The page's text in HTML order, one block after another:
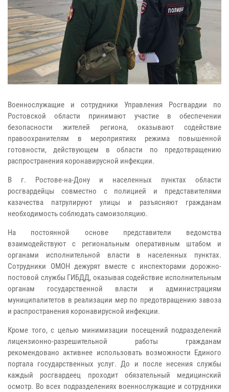
Военнослужащие и сотрудники Управления Росгвардии по
Ростовской области принимают участие в обеспечении
безопасности жителей региона, оказывают содействие
правоохранителям в мероприятиях режима повышенной
готовности, действующем в области по предотвращению
распространения коронавирусной инфекции.
В г. Ростове-на-Дону и населенных пунктах области
росгвардейцы совместно с полицией и представителями
казачества патрулируют улицы и разъясняют гражданам
необходимость соблюдать самоизоляцию.
На постоянной основе представители ведомства
взаимодействуют с региональным оперативным штабом и
органами исполнительной власти в населенных пунктах.
Сотрудники ОМОН дежурят вместе с инспекторами дорожно-
постовой службы ГИБДД, оказывая содействие исполнительным
органам государственной власти и администрациям
муниципалитетов в реализации мер по предотвращению завоза
и распространения коронавирусной инфекции.
Кроме того, с целью минимизации посещений подразделений
лицензионно-разрешительной работы гражданам
рекомендовано активнее использовать возможности Единого
портала государственных услуг. До и после несения службы
каждый росгвардеец проходит обязательный медицинский
осмотр. Во всех подразделениях военнослужащие и сотрудники